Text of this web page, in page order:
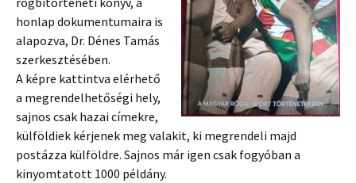
honlap dokumentumaira is
alapozva, Dr. Dénes Tamás
szerkesztésében.
A képre kattintva elérhető
a megrendelhetőségi hely,
sajnos csak hazai címekre,
külföldiek kérjenek meg valakit, ki megrendeli majd
postázza külföldre. Sajnos már igen csak fogyóban a
kinyomtatott 1000 példány.